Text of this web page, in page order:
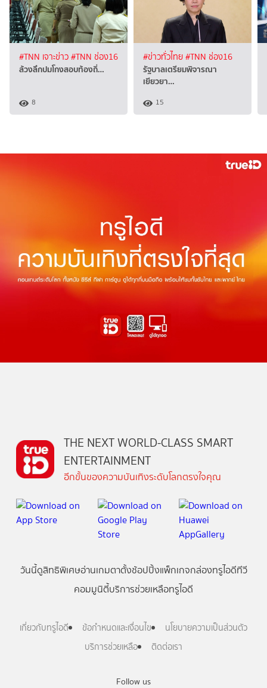
#TNN เจาะข่าว#TNN ช่อง16
ล้วงลึกปมโกงสอบท้องถิ่…
8
#ข่าวทั่วไทย#TNN ช่อง16
รัฐบาลเตรียมพิจารณา
เยียวยา…
15
Follow us
THE NEXT WORLD-CLASS SMART
ENTERTAINMENT
อีกขั้นของความบันเทิงระดับโลกตรงใจคุณ
วันนี้ดูสิทธิพิเศษอ่านเกมตาตั้งช้อปปิ้งแพ็กเกจกล่องทรูไอดีทีวี
คอมมูนิตี้บริการช่วยเหลือทรูไอดี
เกี่ยวกับทรูไอดี ข้อกำหนดและเงื่อนไข
นโยบายความเป็นส่วนตัว
บริการช่วยเหลือ
ติดต่อเรา